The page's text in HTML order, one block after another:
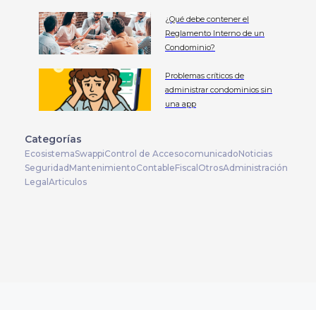
¿Qué debe contener el
Reglamento Interno de un
Condominio?
Problemas críticos de
administrar condominios sin
una app
Categorías
EcosistemaSwappiControl de AccesocomunicadoNoticias
Seguridad MantenimientoContableFiscal OtrosAdministración
Legal Articulos